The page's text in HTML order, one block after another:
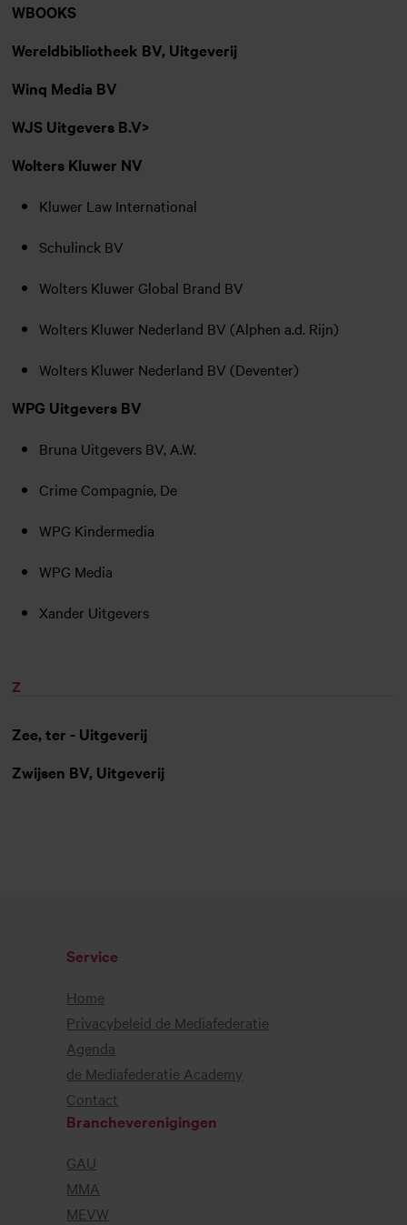
WBOOKS
Wereldbibliotheek BV, Uitgeverij
Winq Media BV
WJS Uitgevers B.V>
Wolters Kluwer NV
Kluwer Law International
Schulinck BV
Wolters Kluwer Global Brand BV
Wolters Kluwer Nederland BV (Alphen a.d. Rijn)
Wolters Kluwer Nederland BV (Deventer)
WPG Uitgevers BV
Bruna Uitgevers BV, A.W.
Crime Compagnie, De
WPG Kindermedia
WPG Media
Xander Uitgevers
Z
Zee, ter - Uitgeverij
Zwijsen BV, Uitgeverij
Service
Home
Privacybeleid de Mediafederatie
Agenda
de Mediafederatie Academy
Contact
Brancheverenigingen
GAU
MMA
MEVW